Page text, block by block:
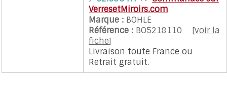
façonnage particulier du verre
(encoches).
L'ouverture de la porte peu être
faite à 90° dans les 2 sens.
L'écart entre le mur et le verre
est de 2 mm.
Les charnières assurent un
VerresetMiroirs.com
Marque : BOHLE
Référence : BO5218110 [voir la
fiche]
Livraison toute France ou
Retrait gratuit.